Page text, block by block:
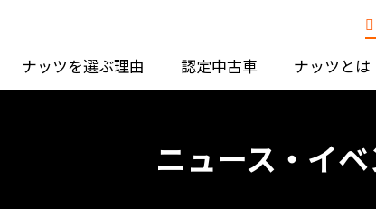
ナッツを選ぶ理由 認定中古車 ナッツとは
ニュース・イベ